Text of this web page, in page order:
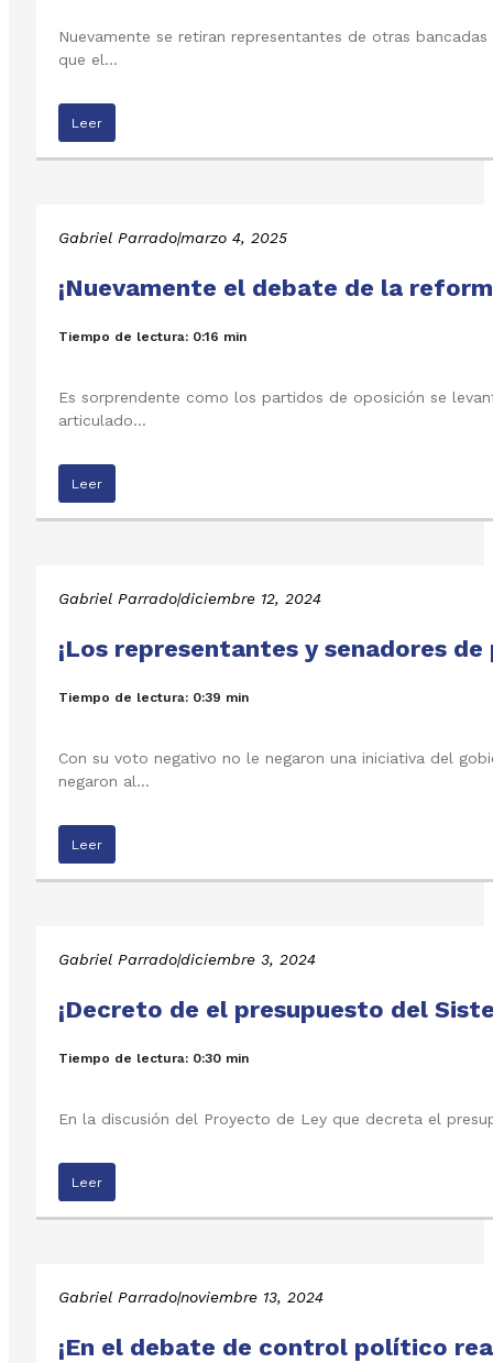
Nuevamente se retiran representantes de otras
que el…
Leer
Gabriel Parrado|marzo 4, 2025
¡Nuevamente el debate de la
Tiempo de lectura: 0:16 min
Es sorprendente como los partidos de oposición se
articulado…
Leer
Gabriel Parrado|diciembre 12, 2024
¡Los representantes y senadores
Tiempo de lectura: 0:39 min
Con su voto negativo no le negaron una iniciativa del
negaron al…
Leer
Gabriel Parrado|diciembre 3, 2024
¡Decreto de el presupuesto del
Tiempo de lectura: 0:30 min
En la discusión del Proyecto de Ley que decreta el
Leer
Gabriel Parrado|noviembre 13, 2024
¡En el debate de control político